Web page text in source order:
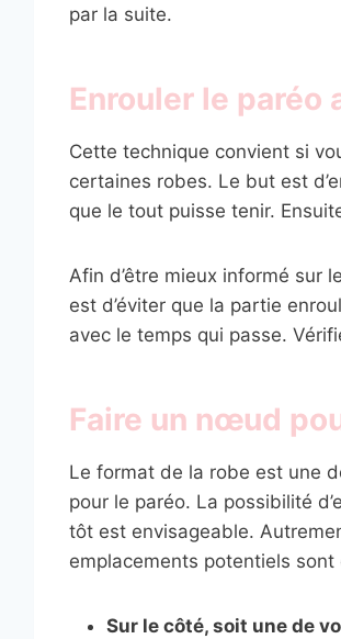
par la suite.
Enrouler le paréo
Cette technique convient si
certaines robes. Le but est
que le tout puisse tenir.
Afin d’être mieux informé sur
est d’éviter que la partie
avec le temps qui passe.
Faire un nœud
Le format de la robe est une
pour le paréo. La possibilité
tôt est envisageable.
emplacements potentiels
Sur le côté, soit une de